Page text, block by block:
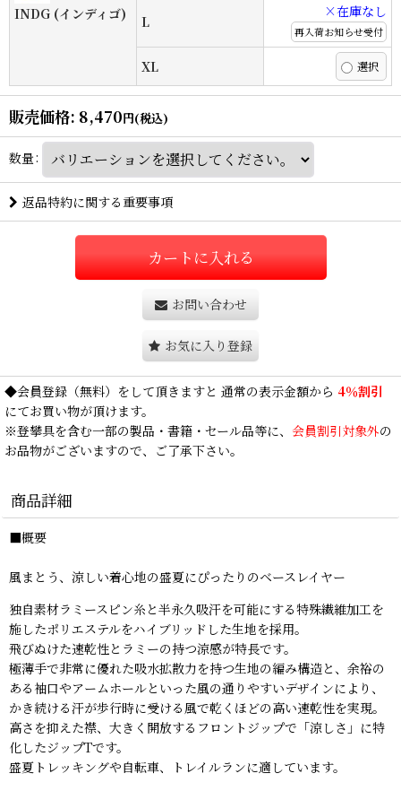
INDG (インディゴ) L
×在庫なし
再入荷お知らせ受付
XL
販売価格: 8,470円(税込)
数量:
返品特約に関する重要事項
カートに入れる
お問い合わせ
お気に入り登録
◆会員登録 （無料）をして頂きますと 通常の表示金額から 4％割引
にてお買い物が頂けます。
※登攀具を含む一部の製品・書籍・セール品等に、 会員割引対象外の
お品物がございますので、ご了承下さい。
商品詳細
■概要
風まとう、涼しい着心地の盛夏にぴったりのベースレイヤー
独自素材ラミースピン糸と半永久吸汗を可能にする特殊繊維加工を
施したポリエステルをハイブリッドした生地を採用。
飛びぬけた速乾性とラミーの持つ涼感が特長です。
極薄手で非常に優れた吸水拡散力を持つ生地の編み構造と、余裕の
ある袖口やアームホールといった風の通りやすいデザインにより、
かき続ける汗が歩行時に受ける風で乾くほどの高い速乾性を実現。
高さを抑えた襟、大きく開放するフロントジップで「涼しさ」に特
化したジップTです。
盛夏トレッキングや自転車、トレイルランに適しています。